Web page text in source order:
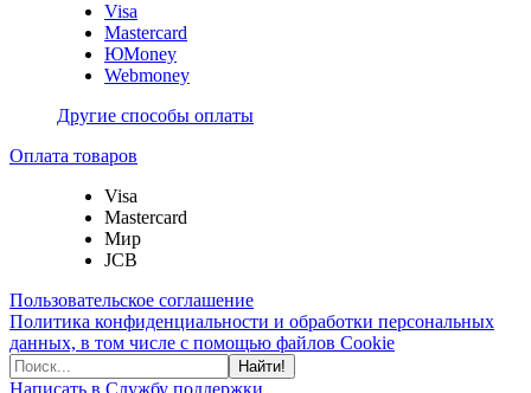
Visa
Mastercard
ЮMoney
Webmoney
Другие способы оплаты
Оплата товаров
Visa
Mastercard
Мир
JCB
Пользовательское соглашение
Политика конфиденциальности и обработки персональных
данных, в том числе с помощью файлов Cookie
Найти!
Написать в Службу поддержки